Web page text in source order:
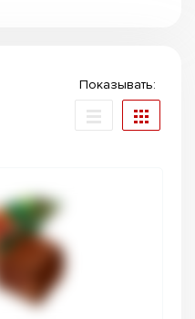
Показывать: